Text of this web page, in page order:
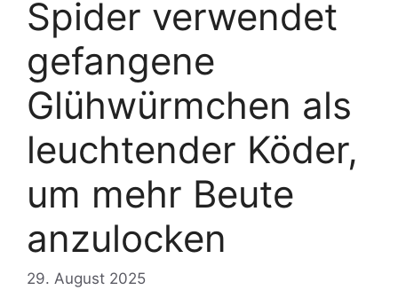
Spider verwendet
gefangene
Glühwürmchen als
leuchtender Köder,
um mehr Beute
anzulocken
29. August 2025